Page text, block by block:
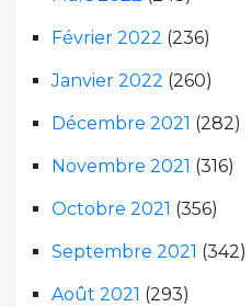
Février 2022 (236)
Janvier 2022 (260)
Décembre 2021 (282)
Novembre 2021 (316)
Octobre 2021 (356)
Septembre 2021 (342)
Août 2021 (293)